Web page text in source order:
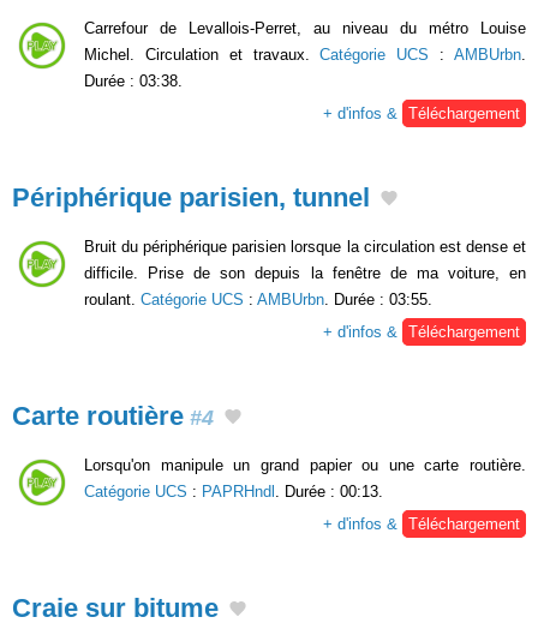
Carrefour de Levallois-Perret, au niveau du métro Louise
Michel. Circulation et travaux.Catégorie UCS :AMBUrbn.
Durée : 03:38.
+ d'infos & Téléchargement
Périphérique parisien, tunnel
Bruit du périphérique parisien lorsque la circulation est dense et
difficile. Prise de son depuis la fenêtre de ma voiture, en
roulant. Catégorie UCS : AMBUrbn. Durée : 03:55.
+ d'infos & Téléchargement
Carte routière #4
Lorsqu'on manipule un grand papier ou une carte routière.
Catégorie UCS : PAPRHndl
. Durée : 00:13.
+ d'infos &
Téléchargement
Craie sur bitume